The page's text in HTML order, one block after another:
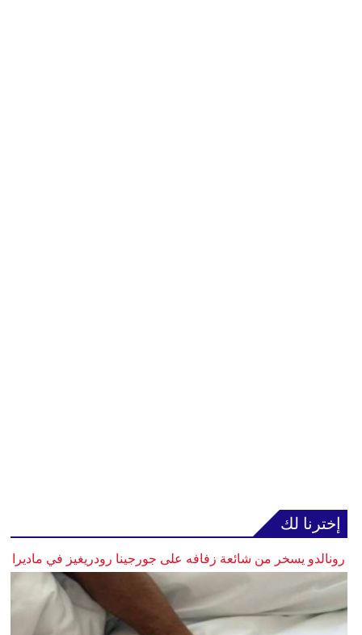
إخترنا لك
رونالدو يسخر من شائعة زفافه على جورجينا رودريغيز في ماديرا